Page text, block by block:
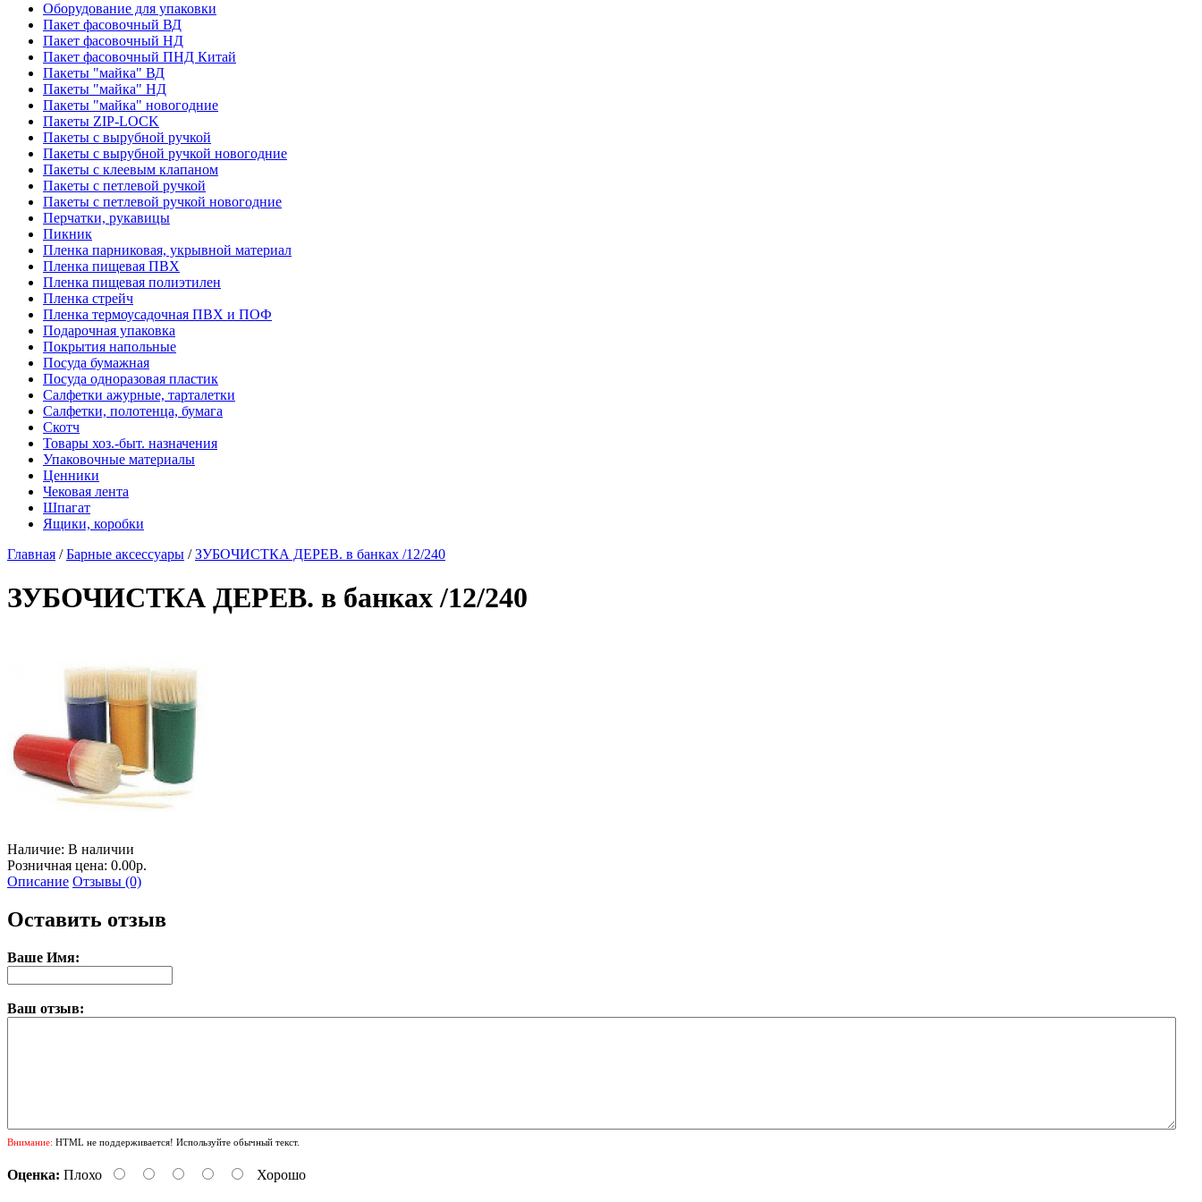
Оборудование для упаковки
Пакет фасовочный ВД
Пакет фасовочный НД
Пакет фасовочный ПНД Китай
Пакеты "майка" ВД
Пакеты "майка" НД
Пакеты "майка" новогодние
Пакеты ZIP-LOCK
Пакеты с вырубной ручкой
Пакеты с вырубной ручкой новогодние
Пакеты с клеевым клапаном
Пакеты с петлевой ручкой
Пакеты с петлевой ручкой новогодние
Перчатки, рукавицы
Пикник
Пленка парниковая, укрывной материал
Пленка пищевая ПВХ
Пленка пищевая полиэтилен
Пленка стрейч
Пленка термоусадочная ПВХ и ПОФ
Подарочная упаковка
Покрытия напольные
Посуда бумажная
Посуда одноразовая пластик
Салфетки ажурные, тарталетки
Салфетки, полотенца, бумага
Скотч
Товары хоз.-быт. назначения
Упаковочные материалы
Ценники
Чековая лента
Шпагат
Ящики, коробки
Главная /Барные аксессуары /ЗУБОЧИСТКА ДЕРЕВ. в банках /12/240
ЗУБОЧИСТКА ДЕРЕВ. в банках /12/240
Наличие: В наличии
Розничная цена: 0.00р.
Описание Отзывы (0)
Оставить отзыв
Ваше Имя:
Ваш отзыв:
Внимание: HTML не поддерживается! Используйте обычный текст.
Оценка: Плохо Хорошо